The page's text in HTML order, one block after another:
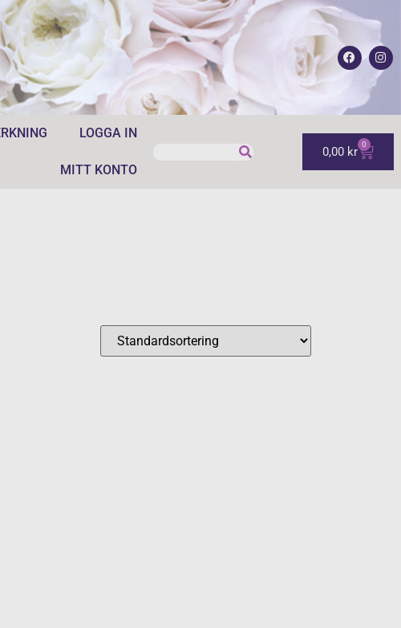
LOGGA IN
MITT KONTO
0,00 kr 0